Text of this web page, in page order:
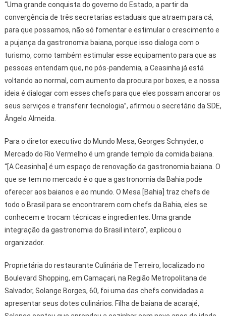
“Uma grande conquista do governo do Estado, a partir da
convergência de três secretarias estaduais que atraem para cá,
para que possamos, não só fomentar e estimular o crescimento e
a pujança da gastronomia baiana, porque isso dialoga com o
turismo, como também estimular esse equipamento para que as
pessoas entendam que, no pós-pandemia, a Ceasinha já está
voltando ao normal, com aumento da procura por boxes, e a nossa
ideia é dialogar com esses chefs para que eles possam ancorar os
seus serviços e transferir tecnologia”, afirmou o secretário da SDE,
Ângelo Almeida.
Para o diretor executivo do Mundo Mesa, Georges Schnyder, o
Mercado do Rio Vermelho é um grande templo da comida baiana.
“[A Ceasinha] é um espaço de renovação da gastronomia baiana. O
que se tem no mercado é o que a gastronomia da Bahia pode
oferecer aos baianos e ao mundo. O Mesa [Bahia] traz chefs de
todo o Brasil para se encontrarem com chefs da Bahia, eles se
conhecem e trocam técnicas e ingredientes. Uma grande
integração da gastronomia do Brasil inteiro", explicou o
organizador.
Proprietária do restaurante Culinária de Terreiro, localizado no
Boulevard Shopping, em Camaçari, na Região Metropolitana de
Salvador, Solange Borges, 60, foi uma das chefs convidadas a
apresentar seus dotes culinários. Filha de baiana de acarajé,